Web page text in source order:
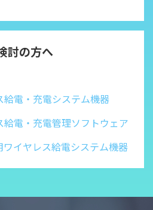
討の方へ
電・充電システム機器
電・充電管理ソフトウェア
イヤレス給電システム機器